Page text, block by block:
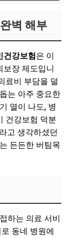
담금의 이해
전략
벽 해부
건강보험은 이
보장 제도입니
료비 부담을 덜
는 아주 중요한
열이 나도, 병
건강보험 덕분
고 생각하셨던
든든한 버팀목
하는 의료 서비
동네 병원에